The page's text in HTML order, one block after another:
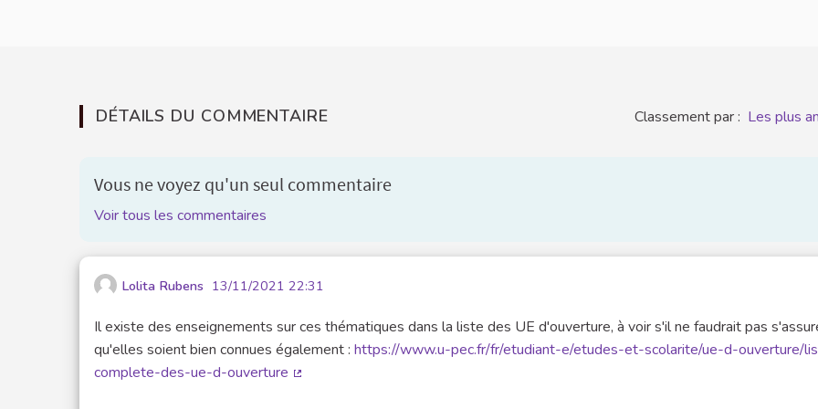
DÉTAILS DU COMMENTAIRE Classement par : Les plus
Vous ne voyez qu'un seul commentaire
Voir tous les commentaires
Lolita Rubens 13/11/2021 22:31
Il existe des enseignements sur ces thématiques dans la liste des UE d'ouverture, à voir s'il ne faudrait pas
qu'elles soient bien connues également : https://www.u-pec.fr/fr/etudiant-e/etudes-et-scolarite/ue-d-ouverture/
complete-des-ue-d-ouverture